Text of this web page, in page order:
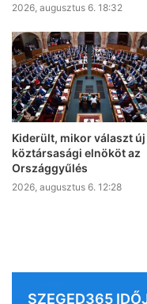
2026, augusztus 6. 18:32
Kiderült, mikor választ új
köztársasági elnököt az
Országgyűlés
2026, augusztus 6. 12:28
SZEGED365